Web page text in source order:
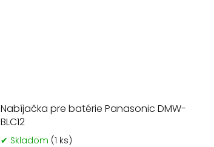
Nabíjačka pre batérie Panasonic DMW-
BLC12
✔ Skladom (1 ks)